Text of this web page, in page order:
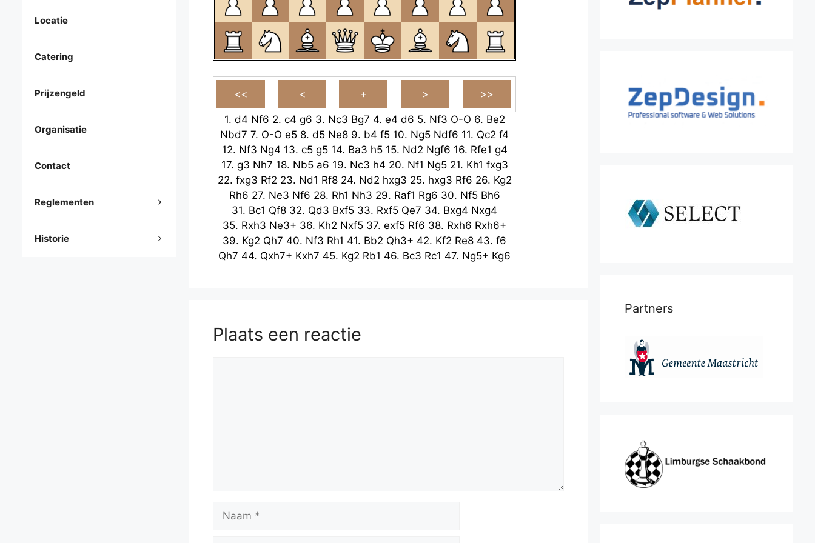
1. d4 Nf6 2. c4 g6 3. Nc3 Bg7 4. e4 d6 5. Nf3 O-O 6. Be2
Nbd7 7. O-O e5 8. d5 Ne8 9. b4 f5 10. Ng5 Ndf6 11. Qc2 f4
12. Nf3 Ng4 13. c5 g5 14. Ba3 h5 15. Nd2 Ngf6 16. Rfe1 g4
17. g3 Nh7 18. Nb5 a6 19. Nc3 h4 20. Nf1 Ng5 21. Kh1 fxg3
22. fxg3 Rf2 23. Nd1 Rf8 24. Nd2 hxg3 25. hxg3 Rf6 26. Kg2
Rh6 27. Ne3 Nf6 28. Rh1 Nh3 29. Raf1 Rg6 30. Nf5 Bh6
31. Bc1 Qf8 32. Qd3 Bxf5 33. Rxf5 Qe7 34. Bxg4 Nxg4
35. Rxh3 Ne3+ 36. Kh2 Nxf5 37. exf5 Rf6 38. Rxh6 Rxh6+
39. Kg2 Qh7 40. Nf3 Rh1 41. Bb2 Qh3+ 42. Kf2 Re8 43. f6
Qh7 44. Qxh7+ Kxh7 45. Kg2 Rb1 46. Bc3 Rc1 47. Ng5+ Kg6
Plaats een reactie
Locatie
Catering
Prijzengeld
Organisatie
Contact
Reglementen
Historie
Partners